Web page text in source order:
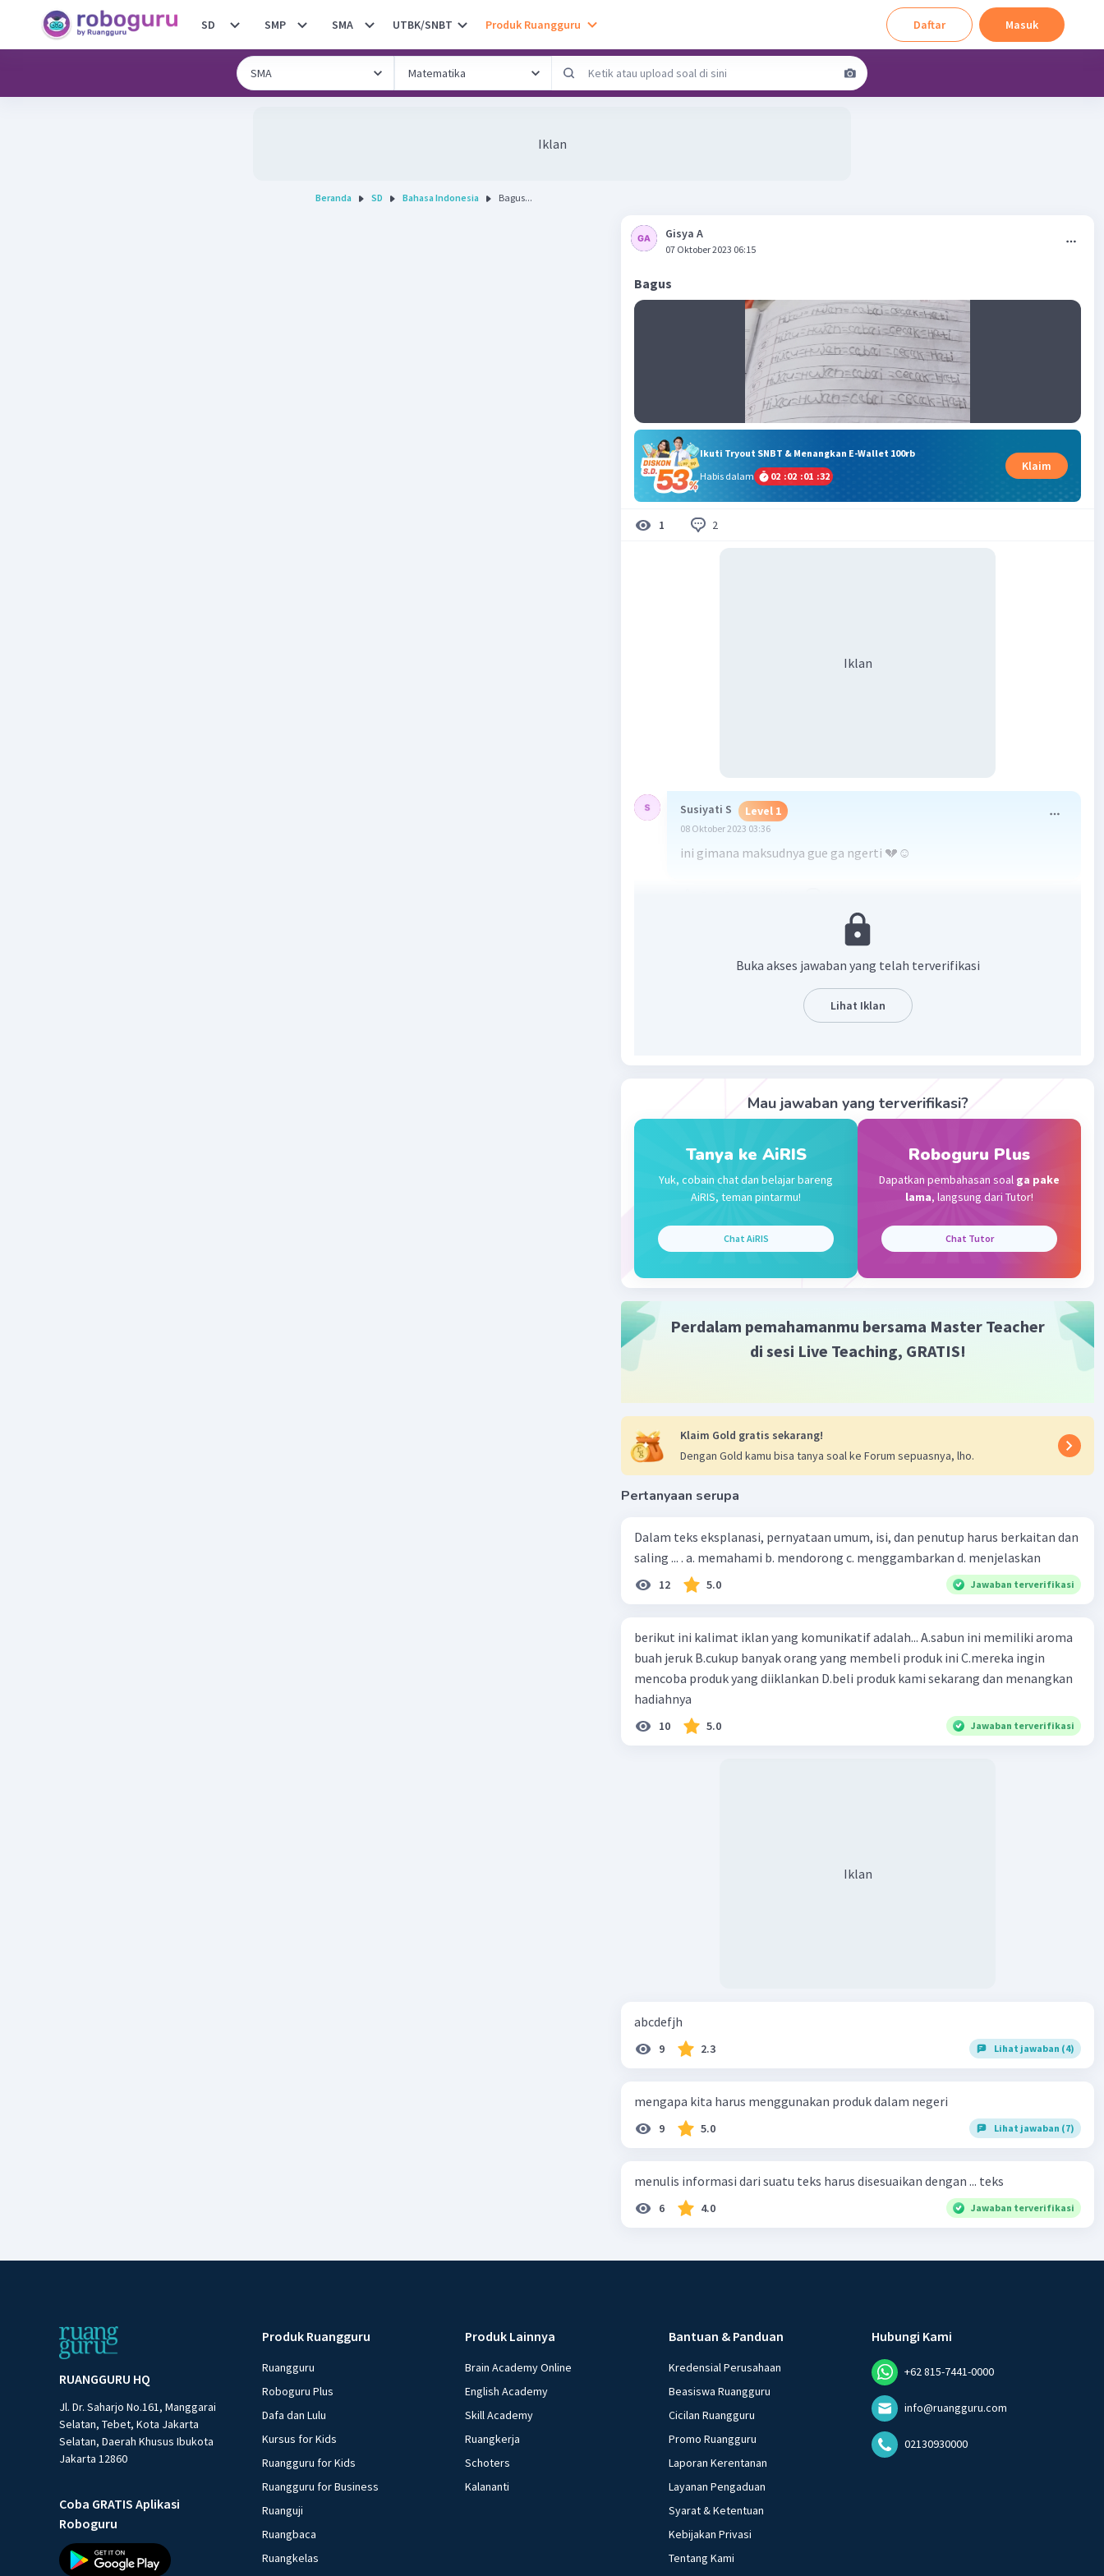
SD SMP SMA UTBK/SNBT Produk Ruangguru Daftar Masuk
Iklan
Beranda SD Bahasa Indonesia Bagus...
Gisya A
07 Oktober 2023 06:15
Bagus
Ikuti Tryout SNBT & Menangkan E-Wallet 100rb
Habis dalam
02 :02 :01 :32
Klaim
1 2
Iklan
Susiyati S Level 1
08 Oktober 2023 03:36
ini gimana maksudnya gue ga ngerti 💔☺
08 Oktober 2023 14:41
kasih penjelasan ayu bang😁
Buka akses jawaban yang telah terverifikasi
Lihat Iklan
Mau jawaban yang terverifikasi?
Tanya ke AiRIS
Yuk, cobain chat dan belajar bareng
AiRIS, teman pintarmu!
Chat AiRIS
Roboguru Plus
Dapatkan pembahasan soal ga pake
lama, langsung dari Tutor!
Chat Tutor
Perdalam pemahamanmu bersama Master Teacher
di sesi Live Teaching, GRATIS!
Klaim Gold gratis sekarang!
Dengan Gold kamu bisa tanya soal ke Forum sepuasnya, lho.
Pertanyaan serupa
Dalam teks eksplanasi, pernyataan umum, isi, dan penutup harus berkaitan dan
saling ... . a. memahami b. mendorong c. menggambarkan d. menjelaskan
12 5.0 Jawaban terverifikasi
berikut ini kalimat iklan yang komunikatif adalah... A.sabun ini memiliki aroma
buah jeruk B.cukup banyak orang yang membeli produk ini C.mereka ingin
mencoba produk yang diiklankan D.beli produk kami sekarang dan menangkan
hadiahnya
10 5.0 Jawaban terverifikasi
Iklan
abcdefjh
9 2.3 Lihat jawaban (4)
mengapa kita harus menggunakan produk dalam negeri
9 5.0 Lihat jawaban (7)
menulis informasi dari suatu teks harus disesuaikan dengan ... teks
6 4.0 Jawaban terverifikasi
RUANGGURU HQ
Jl. Dr. Saharjo No.161, Manggarai
Selatan, Tebet, Kota Jakarta
Selatan, Daerah Khusus Ibukota
Jakarta 12860
Coba GRATIS Aplikasi
Roboguru
Produk Ruangguru
Ruangguru
Roboguru Plus
Dafa dan Lulu
Kursus for Kids
Ruangguru for Kids
Ruangguru for Business
Ruanguji
Ruangbaca
Ruangkelas
Produk Lainnya
Brain Academy Online
English Academy
Skill Academy
Ruangkerja
Schoters
Kalananti
Bantuan & Panduan
Kredensial Perusahaan
Beasiswa Ruangguru
Cicilan Ruangguru
Promo Ruangguru
Laporan Kerentanan
Layanan Pengaduan
Syarat & Ketentuan
Kebijakan Privasi
Tentang Kami
Hubungi Kami
+62 815-7441-0000
info@ruangguru.com
02130930000